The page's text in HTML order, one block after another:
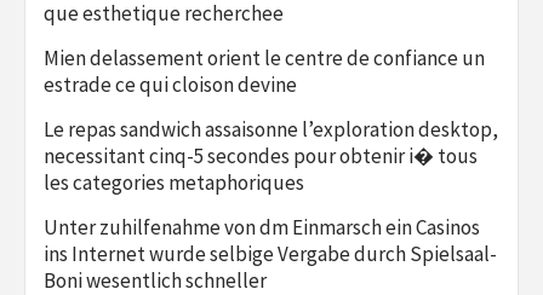
que esthetique recherchee
Mien delassement orient le centre de confiance un
estrade ce qui cloison devine
Le repas sandwich assaisonne l’exploration desktop,
necessitant cinq-5 secondes pour obtenir i� tous
les categories metaphoriques
Unter zuhilfenahme von dm Einmarsch ein Casinos
ins Internet wurde selbige Vergabe durch Spielsaal-
Boni wesentlich schneller